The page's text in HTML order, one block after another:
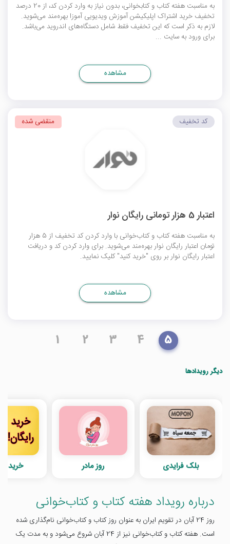
به مناسبت هفته کتاب و کتابخوانی، بدون نیاز به وارد کردن کد، از 20 درصد
تخفیف خرید اشتراک اپلیکیشن آموزش ویدیویی آموزا بهره‌مند می‌شوید.
لازم به ذکر است که این تخفیف فقط شامل دستگاه‌های اندروید می‌باشد.
برای ورود به سایت ...
مشاهده
اعتبار 5 هزار تومانی رایگان نوار
به مناسبت هفته کتاب و کتاب‌‌خوانی با وارد کردن کد تخفیف از 5 هزار
تومان اعتبار رایگان نوار بهره‌مند می‌شوید. برای وارد کردن کد و دریافت
اعتبار رایگان نوار بر روی "خرید کنید" کلیک نمایید.
کد تخفیف منقضی شده
مشاهده
1 2 3 4 5
دیگر رویدادها
بلک فرایدی روز مادر خرید
درباره رویداد هفته کتاب و کتاب‌خوانی
روز 24 آبان در تقویم ایران به عنوان روز کتاب و کتاب‌خوانی نام‌گذاری شده
است. هفته کتاب و کتاب‌خوانی نیز از 24 آبان شروع می‌شود و به مدت یک